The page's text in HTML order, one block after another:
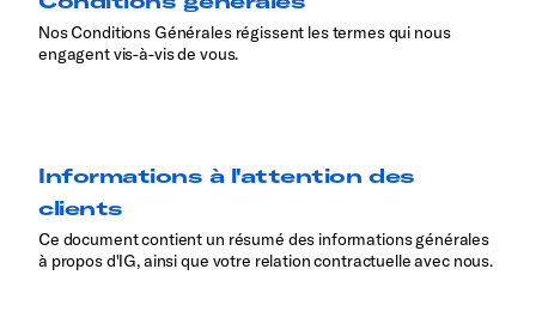
Nos Conditions Générales régissent les termes qui nous
engagent vis-à-vis de vous.
Informations à l'attention des
clients
Ce document contient un résumé des informations générales
à propos d'IG, ainsi que votre relation contractuelle avec nous.